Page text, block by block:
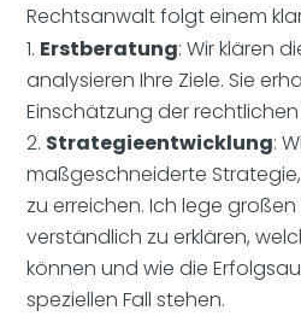
Rechtsanwalt folgt einem
Erstberatung: Wir klären
analysieren Ihre Ziele. Sie
Einschätzung der rechtlichen
Strategieentwicklung:
maßgeschneiderte
zu erreichen. Ich lege
verständlich zu erklären,
können und wie die
speziellen Fall stehen.